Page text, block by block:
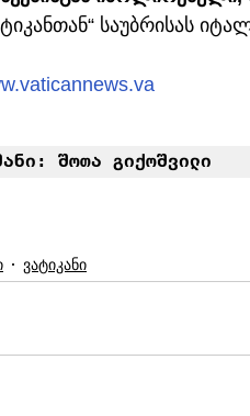
საუბრისას
შოთა გიქოშვილი
ვატიკანი